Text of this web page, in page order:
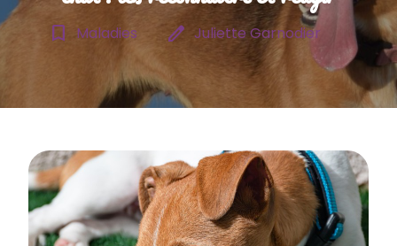
bookmark_border Maladies edit Juliette Garnodier